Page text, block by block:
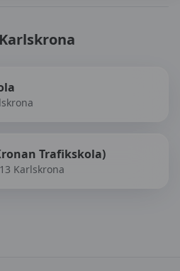
Karlskrona
Trafikskola)
Karlskrona